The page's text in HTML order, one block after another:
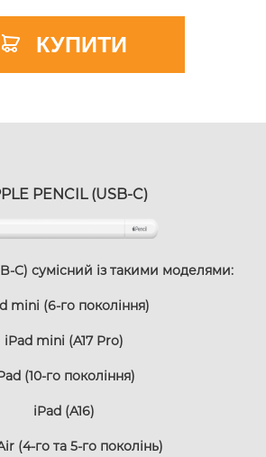
КУПИТИ
PENCIL (USB-C)
C) сумісний із такими моделями:
mini (6-го покоління)
iPad mini (A17 Pro)
(10-го покоління)
iPad (A16)
(4-го та 5-го поколінь)